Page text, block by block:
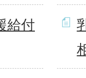
給付